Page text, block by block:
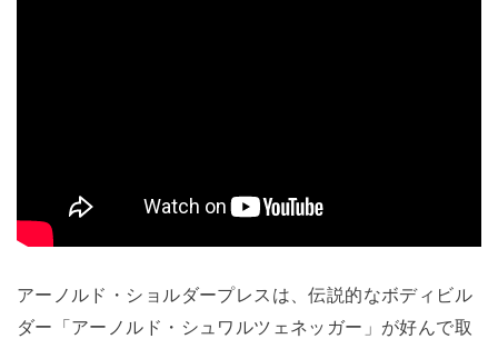
アーノルド・ショルダープレスは、伝説的なボディビル
ダー「アーノルド・シュワルツェネッガー」が好んで取